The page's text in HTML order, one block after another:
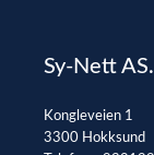
Sy-Nett
Kongleveien 1
3300 Hokksund